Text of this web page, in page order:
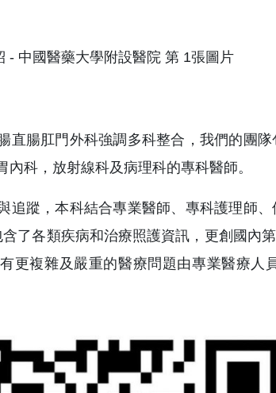
直腸肛門外科強調多科整合，我們的團
科，放射線科及病理科的專科醫師。
追蹤，本科結合專業醫師、專科護理師
了各類疾病和治療照護資訊，更創國內
更複雜及嚴重的醫療問題由專業醫療